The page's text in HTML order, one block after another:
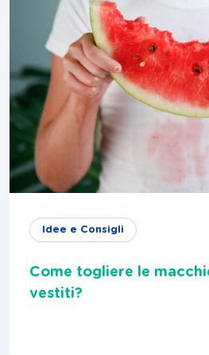
Idee e Consigli
Come togliere le
vestiti?